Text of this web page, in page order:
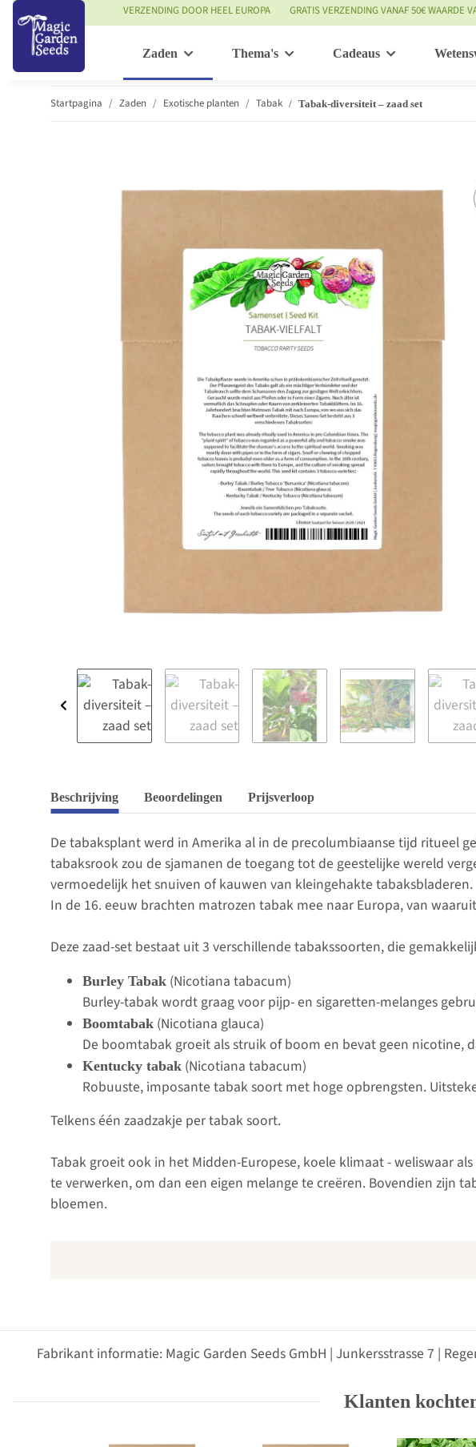
VERZENDING DOOR HEEL EUROPA GRATIS VERZENDING VANAF 50€ WAARDE
Zaden Thema's Cadeaus
Startpagina Zaden Exotische planten Tabak Tabak-diversiteit – zaad set
Beschrijving Beoordelingen Prijsverloop
De tabaksplant werd in Amerika al in de precolumbiaanse tijd ritueel
tabaksrook zou de sjamanen de toegang tot de geestelijke wereld
vermoedelijk het snuiven of kauwen van kleingehakte tabaksbladeren.
In de 16. eeuw brachten matrozen tabak mee naar Europa, van
Deze zaad-set bestaat uit 3 verschillende tabakssoorten, die
Burley Tabak (Nicotiana tabacum)
Burley-tabak wordt graag voor pijp- en sigaretten-melanges
Boomtabak (Nicotiana glauca)
De boomtabak groeit als struik of boom en bevat geen nicotine,
Kentucky tabak (Nicotiana tabacum)
Robuuste, imposante tabak soort met hoge opbrengsten.
Telkens één zaadzakje per tabak soort.
Tabak groeit ook in het Midden-Europese, koele klimaat - weliswaar
te verwerken, om dan een eigen melange te creëren. Bovendien zijn
bloemen.
Fabrikant informatie: Magic Garden Seeds GmbH | Junkersstrasse 7 |
Klanten